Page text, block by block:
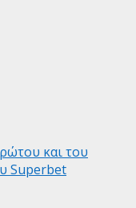
και του
Superbet